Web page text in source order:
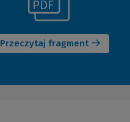
Przeczytaj fragment
(Nowe
okno)
(Link
do
innej
strony)